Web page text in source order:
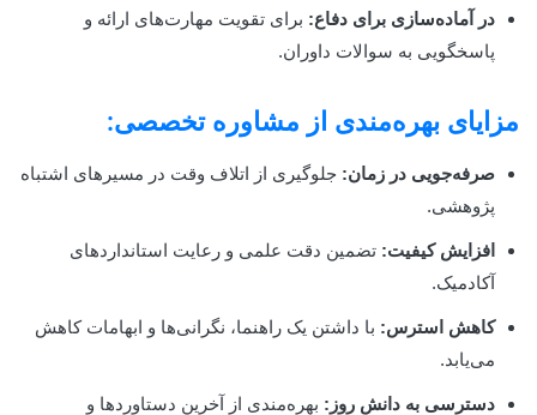
در آماده‌سازی برای دفاع: برای تقویت مهارت‌های ارائه و
پاسخگویی به سوالات داوران.
مزایای بهره‌مندی از مشاوره تخصصی:
صرفه‌جویی در زمان: جلوگیری از اتلاف وقت در مسیرهای اشتباه
پژوهشی.
افزایش کیفیت: تضمین دقت علمی و رعایت استانداردهای
آکادمیک.
کاهش استرس: با داشتن یک راهنما، نگرانی‌ها و ابهامات کاهش
می‌یابد.
دسترسی به دانش روز: بهره‌مندی از آخرین دستاوردها و